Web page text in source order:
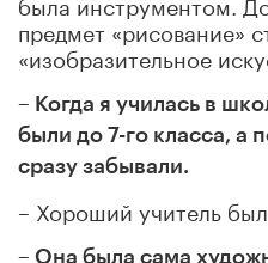
предмет «рисование»
«изобразительное
– Когда я училась в
были до 7-го класса, а
сразу забывали.
– Хороший учитель
– Она была сама